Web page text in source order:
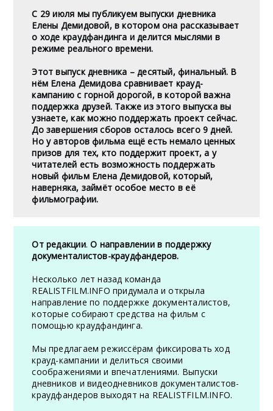
С 29 июля мы публикуем выпуски дневника
Елены Демидовой, в котором она рассказывает
о ходе краудфандинга и делится мыслями в
режиме реального времени.
Этот выпуск дневника – десятый, финальный. В
нём Елена Демидова сравнивает крауд-
кампанию с горной дорогой, в которой важна
поддержка друзей. Также из этого выпуска вы
узнаете, как можно поддержать проект сейчас.
До завершения сборов осталось всего 9 дней.
Но у авторов фильма ещё есть немало ценных
призов для тех, кто поддержит проект, а у
читателей есть возможность поддержать
новый фильм Елена Демидовой, который,
наверняка, займёт особое место в её
фильмографии.
От редакции.О направлении в поддержку
документалистов-краудфандеров.
Несколько лет назад команда
REALISTFILM.INFO придумала и открыла
направление по поддержке документалистов,
которые собирают средства на фильм с
помощью краудфандинга.
Мы предлагаем режиссёрам фиксировать ход
крауд-кампании и делиться своими
соображениями и впечатлениями. Выпуски
дневников и видеодневников документалистов-
краудфандеров выходят на REALISTFILM.INFO.